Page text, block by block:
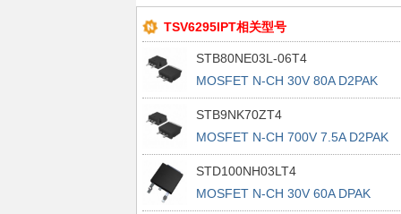
TSV6295IPT相关型号
STB80NE03L-06T4
MOSFET N-CH 30V 80A D2PAK
STB9NK70ZT4
MOSFET N-CH 700V 7.5A D2PAK
STD100NH03LT4
MOSFET N-CH 30V 60A DPAK